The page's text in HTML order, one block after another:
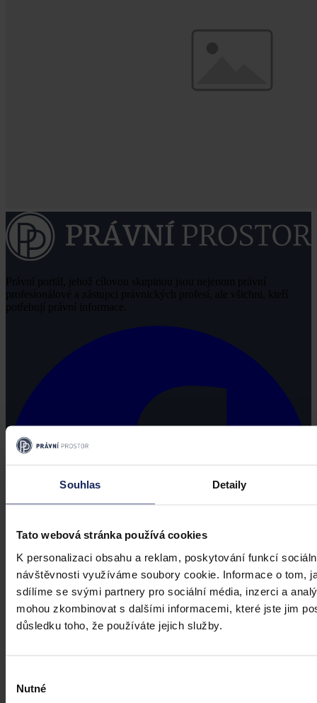
Souhlas Detaily
Tato webová stránka používá cookies
K personalizaci obsahu a reklam, poskytování funkcí
návštěvnosti využíváme soubory cookie. Informace o tom,
sdílíme se svými partnery pro sociální média, inzerci a
mohou zkombinovat s dalšími informacemi, které jste jim
důsledku toho, že používáte jejich služby.
souhlasu
Nutné